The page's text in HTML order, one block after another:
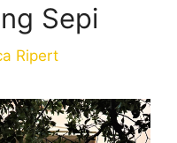
Sepi
Ripert